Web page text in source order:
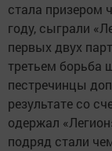
стала призером
году, сыграли
первых двух
третьем борьба
пестречинцы
результате со
одержал
подряд стали